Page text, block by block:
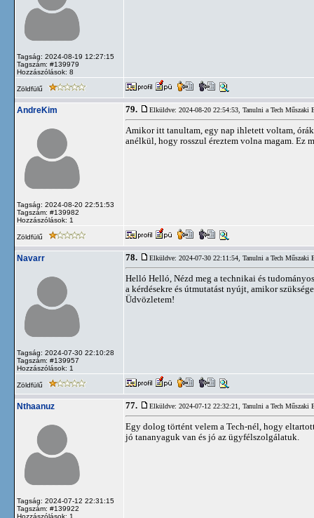
Tagság: 2024-08-19 12:27:15
Tagszám: #139979
Hozzászólások: 8
Zöldfülű
AndreKim
Tagság: 2024-08-20 22:51:53
Tagszám: #139982
Hozzászólások: 1
79. Elküldve: 2024-08-20 22:54:53, Tanulni a Tech Műszaki
Amikor itt tanultam, egy nap ihletett voltam,
anélkül, hogy rosszul éreztem volna magam. Ez
Zöldfülű
Navarr
Tagság: 2024-07-30 22:10:28
Tagszám: #139957
Hozzászólások: 1
78. Elküldve: 2024-07-30 22:11:54, Tanulni a Tech Műszaki
Helló Helló, Nézd meg a technikai és
a kérdésekre és útmutatást nyújt, amikor
Üdvözletem!
Zöldfülű
Nthaanuz
Tagság: 2024-07-12 22:31:15
Tagszám: #139922
Hozzászólások: 1
77. Elküldve: 2024-07-12 22:32:21, Tanulni a Tech Műszaki
Egy dolog történt velem a Tech-nél, hogy
jó tananyaguk van és jó az ügyfélszolgálatuk.